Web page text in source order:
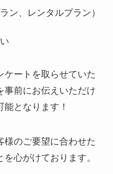
ン、レンタルプラン）
ケートを取らせていた
事前にお伝えいただけ
となります！
様のご要望に合わせた
心がけております。